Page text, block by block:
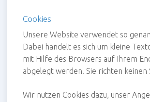
Cookies
Unsere Website verwendet so
Dabei handelt es sich um kleine
mit Hilfe des Browsers auf Ihrem
abgelegt werden. Sie richten keinen
Wir nutzen Cookies dazu, unser